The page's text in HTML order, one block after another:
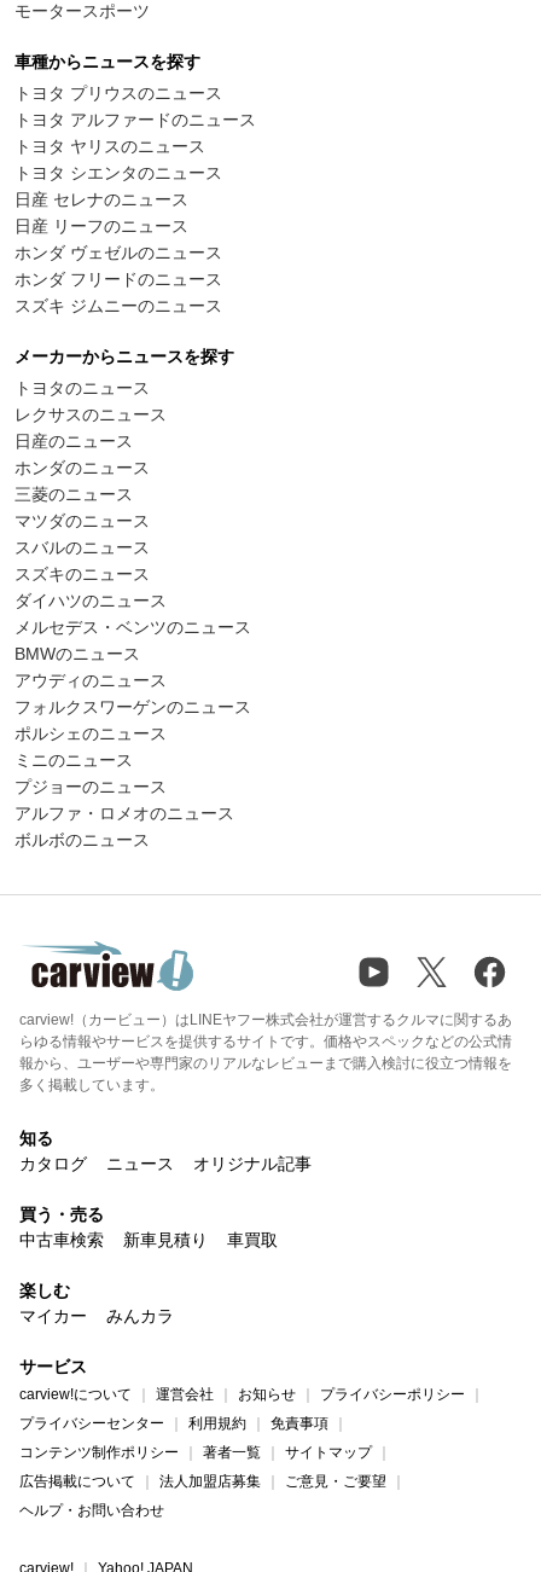
モータースポーツ
車種からニュースを探す
トヨタ プリウスのニュース
トヨタ アルファードのニュース
トヨタ ヤリスのニュース
トヨタ シエンタのニュース
日産 セレナのニュース
日産 リーフのニュース
ホンダ ヴェゼルのニュース
ホンダ フリードのニュース
スズキ ジムニーのニュース
メーカーからニュースを探す
トヨタのニュース
レクサスのニュース
日産のニュース
ホンダのニュース
三菱のニュース
マツダのニュース
スバルのニュース
スズキのニュース
ダイハツのニュース
メルセデス・ベンツのニュース
BMWのニュース
アウディのニュース
フォルクスワーゲンのニュース
ポルシェのニュース
ミニのニュース
プジョーのニュース
アルファ・ロメオのニュース
ボルボのニュース
carview!（カービュー）はLINEヤフー株式会社が運営するクルマに関するあ
らゆる情報やサービスを提供するサイトです。価格やスペックなどの公式情
報から、ユーザーや専門家のリアルなレビューまで購入検討に役立つ情報を
多く掲載しています。
知る
カタログ
ニュース オリジナル記事
買う・売る
中古車検索
新車見積り 車買取
楽しむ
マイカー
みんカラ
サービス
carview!について 運営会社 お知らせ
プライバシーポリシー
プライバシーセンター
利用規約
免責事項
コンテンツ制作ポリシー
著者一覧
サイトマップ
広告掲載について
法人加盟店募集
ご意見・ご要望
ヘルプ・お問い合わせ
carview! Yahoo! JAPAN